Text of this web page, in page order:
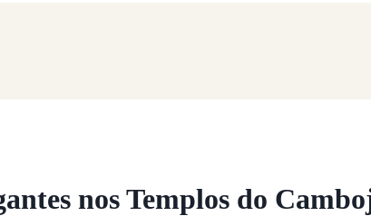
nos Templos do